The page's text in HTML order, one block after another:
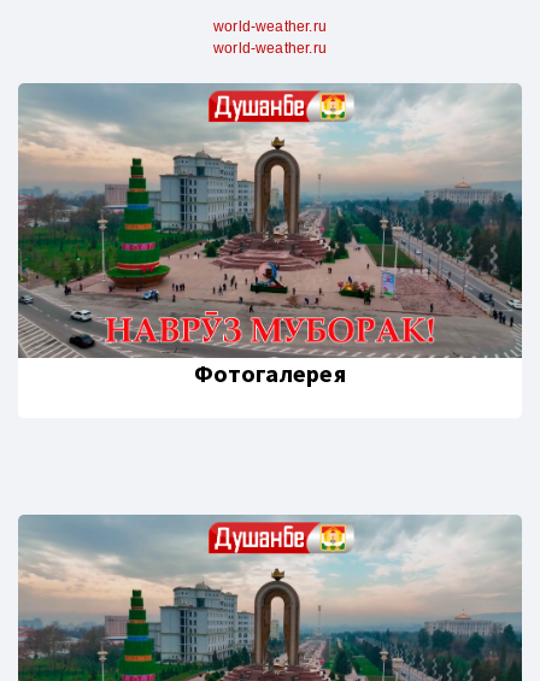
world-weather.ru
world-weather.ru
Фотогалерея